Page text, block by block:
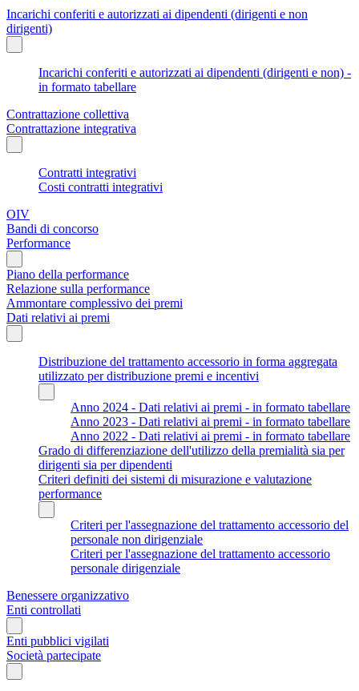
Incarichi conferiti e autorizzati ai dipendenti (dirigenti e non
dirigenti)
Incarichi conferiti e autorizzati ai dipendenti (dirigenti e non) -
in formato tabellare
Contrattazione collettiva
Contrattazione integrativa
Contratti integrativi
Costi contratti integrativi
OIV
Bandi di concorso
Performance
Piano della performance
Relazione sulla performance
Ammontare complessivo dei premi
Dati relativi ai premi
Distribuzione del trattamento accessorio in forma aggregata
utilizzato per distribuzione premi e incentivi
Anno 2024 - Dati relativi ai premi - in formato tabellare
Anno 2023 - Dati relativi ai premi - in formato tabellare
Anno 2022 - Dati relativi ai premi - in formato tabellare
Grado di differenziazione dell'utilizzo della premialità sia per
dirigenti sia per dipendenti
Criteri definiti dei sistemi di misurazione e valutazione
performance
Criteri per l'assegnazione del trattamento accessorio del
personale non dirigenziale
Criteri per l'assegnazione del trattamento accessorio
personale dirigenziale
Benessere organizzativo
Enti controllati
Enti pubblici vigilati
Società partecipate